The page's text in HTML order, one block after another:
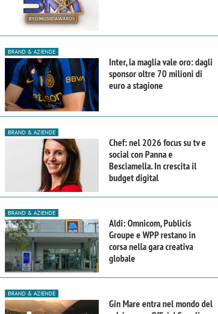
BRAND & AZIENDE
Inter, la maglia vale oro: dagli
sponsor oltre 70 milioni di
euro a stagione
BRAND & AZIENDE
Chef: nel 2026 focus su tv e
social con Panna e
Besciamella. In crescita il
budget digital
BRAND & AZIENDE
Aldi: Omnicom, Publicis
Groupe e WPP restano in
corsa nella gara creativa
globale
BRAND & AZIENDE
Gin Mare entra nel mondo del